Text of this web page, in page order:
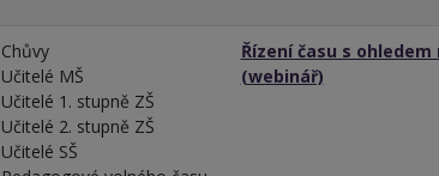
Chůvy
Učitelé MŠ
Učitelé 1. stupně ZŠ
Učitelé 2. stupně ZŠ
Učitelé SŠ
Řízení času s
(webinář)